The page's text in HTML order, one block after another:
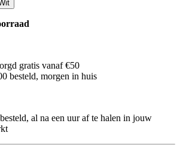
gratis vanaf €50
besteld, morgen in huis
al na een uur af te halen in jouw